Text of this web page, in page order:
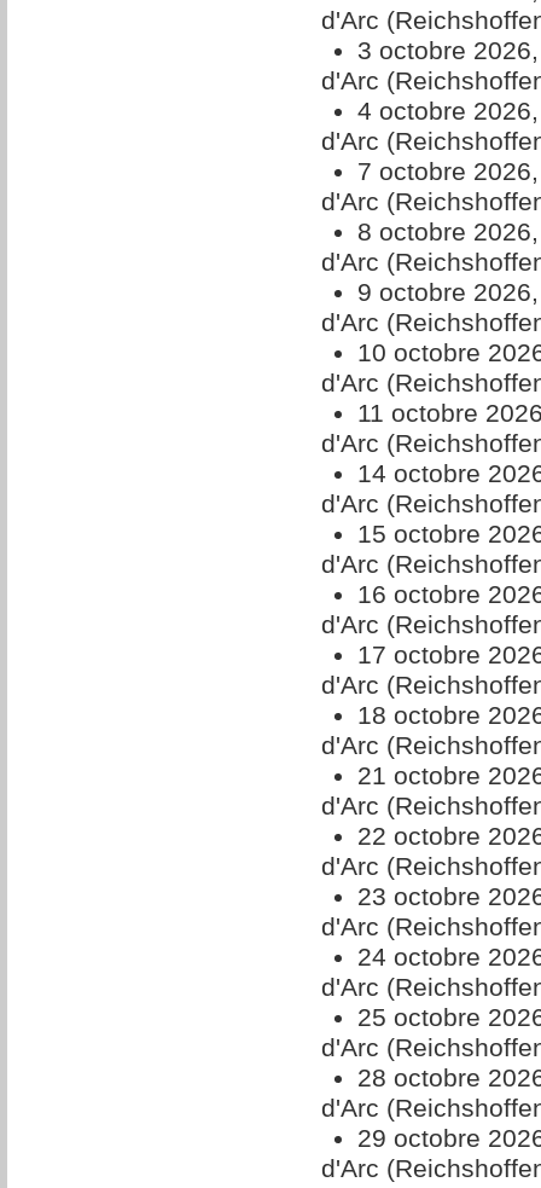
d'Arc
3 octobre
d'Arc
4 octobre
d'Arc
7 octobre
d'Arc
8 octobre
d'Arc
9 octobre
d'Arc
10 octobre
d'Arc
11 octobre
d'Arc
14 octobre
d'Arc
15 octobre
d'Arc
16 octobre
d'Arc
17 octobre
d'Arc
18 octobre
d'Arc
21 octobre
d'Arc
22 octobre
d'Arc
23 octobre
d'Arc
24 octobre
d'Arc
25 octobre
d'Arc
28 octobre
d'Arc
29 octobre
d'Arc